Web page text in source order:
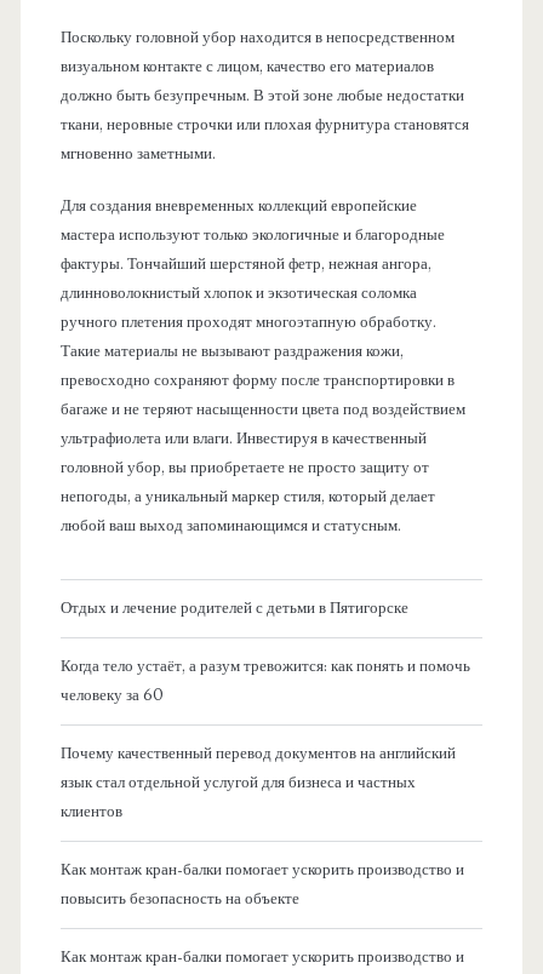
Поскольку головной убор находится в непосредственном
визуальном контакте с лицом, качество его материалов
должно быть безупречным. В этой зоне любые недостатки
ткани, неровные строчки или плохая фурнитура становятся
мгновенно заметными.
Для создания вневременных коллекций европейские
мастера используют только экологичные и благородные
фактуры. Тончайший шерстяной фетр, нежная ангора,
длинноволокнистый хлопок и экзотическая соломка
ручного плетения проходят многоэтапную обработку.
Такие материалы не вызывают раздражения кожи,
превосходно сохраняют форму после транспортировки в
багаже и не теряют насыщенности цвета под воздействием
ультрафиолета или влаги. Инвестируя в качественный
головной убор, вы приобретаете не просто защиту от
непогоды, а уникальный маркер стиля, который делает
любой ваш выход запоминающимся и статусным.
Отдых и лечение родителей с детьми в Пятигорске
Когда тело устаёт, а разум тревожится: как понять и помочь
человеку за 60
Почему качественный перевод документов на английский
язык стал отдельной услугой для бизнеса и частных
клиентов
Как монтаж кран-балки помогает ускорить производство и
повысить безопасность на объекте
Как монтаж кран-балки помогает ускорить производство и